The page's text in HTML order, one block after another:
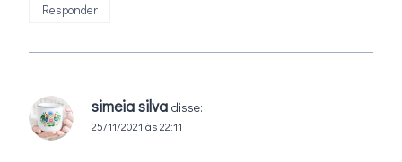
Responder
simeia silva disse:
25/11/2021 às 22:11